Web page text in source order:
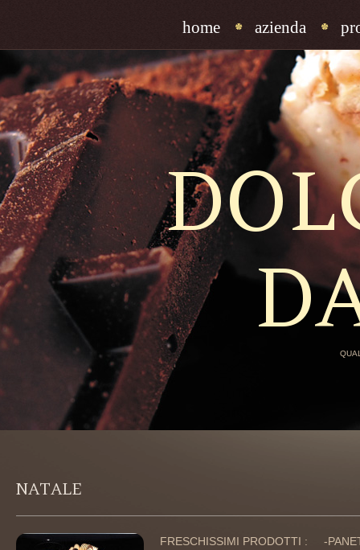
home azienda
NATALE
FRESCHISSIMI PRODOTTI : -